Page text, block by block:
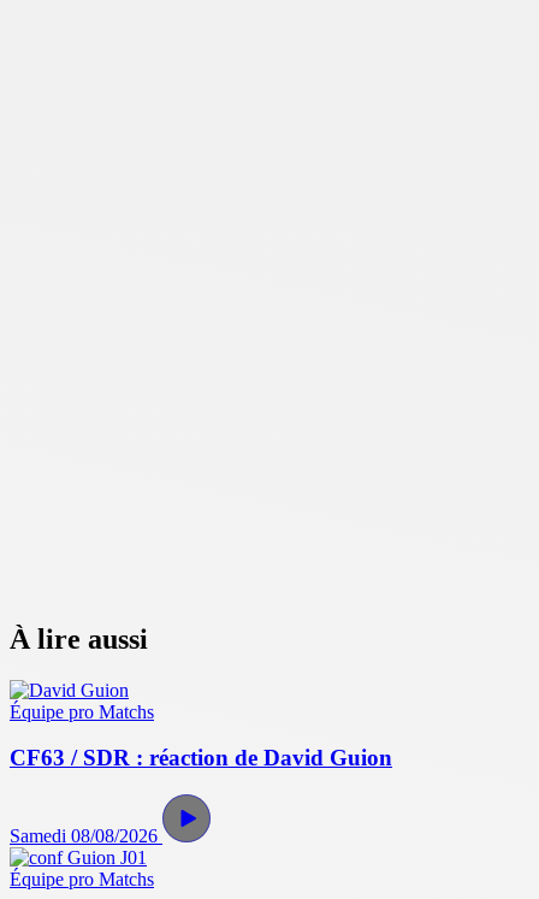
À lire aussi
Équipe pro Matchs
CF63 / SDR : réaction de David Guion
Samedi 08/08/2026
Équipe pro Matchs